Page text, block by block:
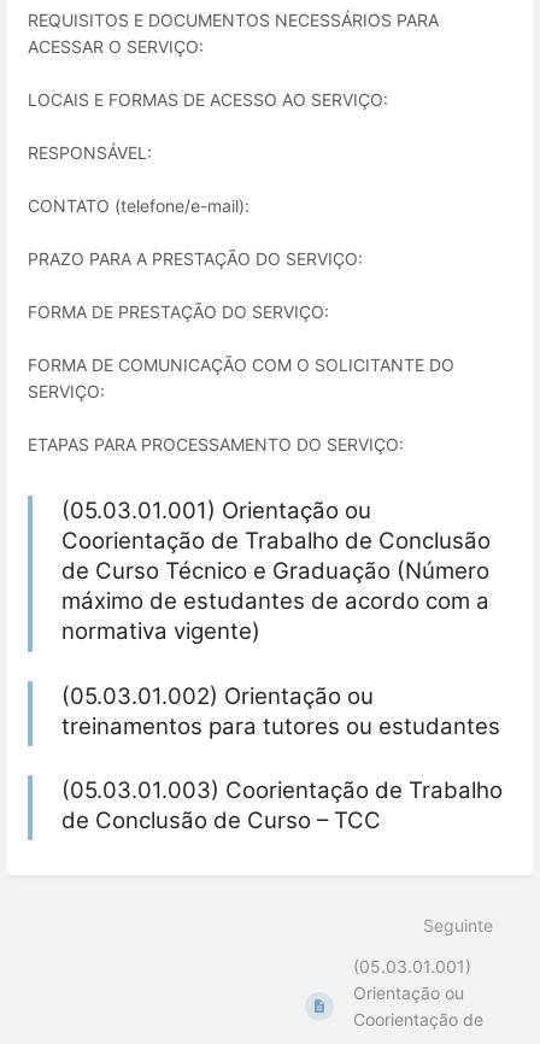
REQUISITOS E DOCUMENTOS NECESSÁRIOS PARA
ACESSAR O SERVIÇO:
LOCAIS E FORMAS DE ACESSO AO SERVIÇO:
RESPONSÁVEL:
CONTATO (telefone/e-mail):
PRAZO PARA A PRESTAÇÃO DO SERVIÇO:
FORMA DE PRESTAÇÃO DO SERVIÇO:
FORMA DE COMUNICAÇÃO COM O SOLICITANTE DO
SERVIÇO:
ETAPAS PARA PROCESSAMENTO DO SERVIÇO:
(05.03.01.001) Orientação ou
Coorientação de Trabalho de Conclusão
de Curso Técnico e Graduação (Número
máximo de estudantes de acordo com a
normativa vigente)
(05.03.01.002) Orientação ou
treinamentos para tutores ou estudantes
(05.03.01.003) Coorientação de Trabalho
de Conclusão de Curso – TCC
Seguinte
(05.03.01.001)
Orientação ou
Coorientação de